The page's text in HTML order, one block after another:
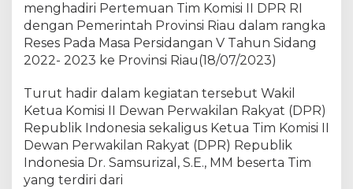
a
t
i
R
a
u
d
a
n
menghadiri Pertemuan Tim Komisi II DPR RI
dengan Pemerintah Provinsi Riau dalam rangka
Reses Pada Masa Persidangan V Tahun Sidang
2022- 2023 ke Provinsi Riau(18/07/2023)
Turut hadir dalam kegiatan tersebut Wakil
Ketua Komisi II Dewan Perwakilan Rakyat (DPR)
Republik Indonesia sekaligus Ketua Tim Komisi II
Dewan Perwakilan Rakyat (DPR) Republik
Indonesia Dr. Samsurizal, S.E., MM beserta Tim
yang terdiri dari